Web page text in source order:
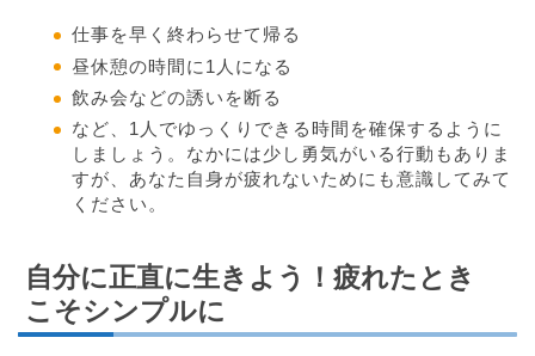
仕事を早く終わらせて帰る
昼休憩の時間に1人になる
飲み会などの誘いを断る
など、1人でゆっくりできる時間を確保するように
しましょう。なかには少し勇気がいる行動もありま
すが、あなた自身が疲れないためにも意識してみて
ください。
自分に正直に生きよう！疲れたとき
こそシンプルに